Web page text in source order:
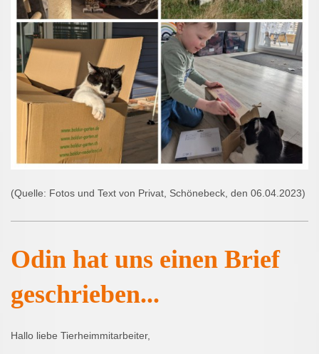
(Quelle: Fotos und Text von Privat, Schönebeck, den 06.04.2023)
Odin hat uns einen Brief
geschrieben...
Hallo liebe Tierheimmitarbeiter,